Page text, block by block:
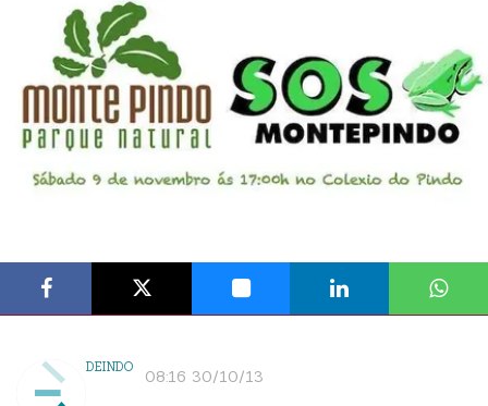
DEINDO 08:16 30/10/13